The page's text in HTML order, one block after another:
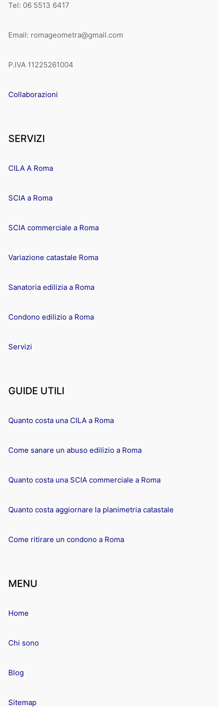
Tel: 06 5513 6417
Email: romageometra@gmail.com
P.IVA 11225261004
Collaborazioni
SERVIZI
CILA A Roma
SCIA a Roma
SCIA commerciale a Roma
Variazione catastale Roma
Sanatoria edilizia a Roma
Condono edilizio a Roma
Servizi
GUIDE UTILI
Quanto costa una CILA a Roma
Come sanare un abuso edilizio a Roma
Quanto costa una SCIA commerciale a Roma
Quanto costa aggiornare la planimetria catastale
Come ritirare un condono a Roma
MENU
Home
Chi sono
Blog
Sitemap